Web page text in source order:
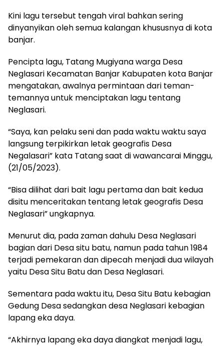
Kini lagu tersebut tengah viral bahkan sering
dinyanyikan oleh semua kalangan khususnya di kota
banjar.
Pencipta lagu, Tatang Mugiyana warga Desa
Neglasari Kecamatan Banjar Kabupaten kota Banjar
mengatakan, awalnya permintaan dari teman-
temannya untuk menciptakan lagu tentang
Neglasari.
“Saya, kan pelaku seni dan pada waktu waktu saya
langsung terpikirkan letak geografis Desa
Negalasari” kata Tatang saat di wawancarai Minggu,
(21/05/2023).
“Bisa dilihat dari bait lagu pertama dan bait kedua
disitu menceritakan tentang letak geografis Desa
Neglasari” ungkapnya.
Menurut dia, pada zaman dahulu Desa Neglasari
bagian dari Desa situ batu, namun pada tahun 1984
terjadi pemekaran dan dipecah menjadi dua wilayah
yaitu Desa Situ Batu dan Desa Neglasari.
Sementara pada waktu itu, Desa Situ Batu kebagian
Gedung Desa sedangkan desa Neglasari kebagian
lapang eka daya.
“Akhirnya lapang eka daya diangkat menjadi lagu,